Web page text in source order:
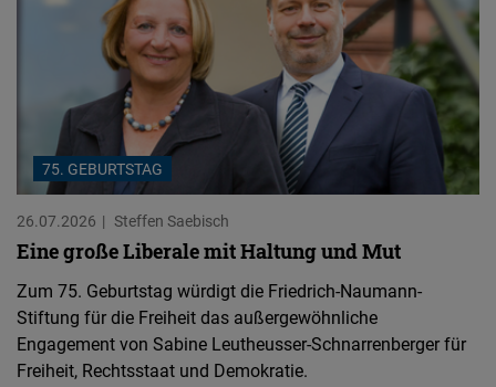
75. GEBURTSTAG
26.07.2026 Steffen Saebisch
Eine große Liberale mit Haltung und Mut
Zum 75. Geburtstag würdigt die Friedrich-Naumann-
Stiftung für die Freiheit das außergewöhnliche
Engagement von Sabine Leutheusser-Schnarrenberger für
Freiheit, Rechtsstaat und Demokratie.